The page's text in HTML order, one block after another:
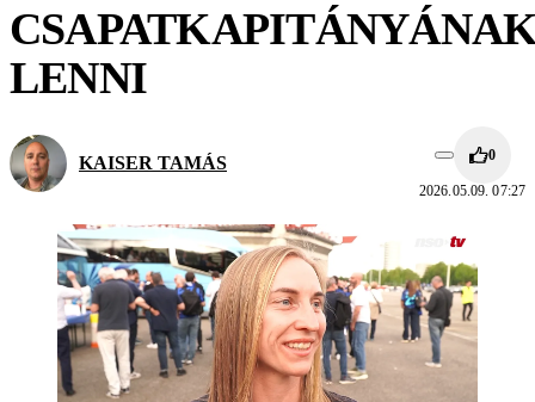
LENNI
KAISER TAMÁS 0
2026.05.09. 07:27